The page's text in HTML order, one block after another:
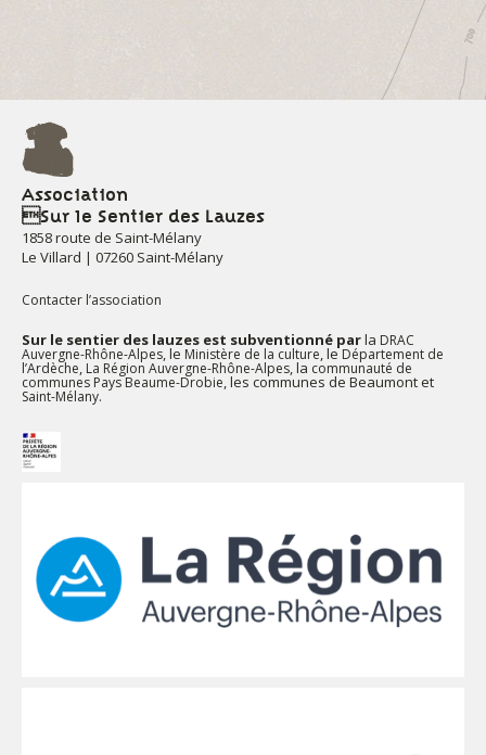
Association
Sur le Sentier des Lauzes
1858 route de Saint-Mélany
Le Villard | 07260 Saint-Mélany
Contacter l’association
Sur le sentier des lauzes est subventionné parla DRAC
Auvergne-Rhône-Alpes , le Ministère de la culture , leDépartement de
l’Ardèche La Région Auvergne-Rhône-Alpes , la communauté de
communes Pays Beaume-Drobie , les communes de Beaumont et
Saint-Mélany.